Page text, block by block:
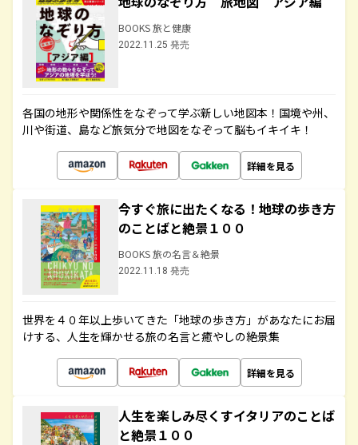
BOOKS 旅と健康
2022.11.25 発売
各国の地形や関係性をなぞって学ぶ新しい地図本！国境や州、
川や街道、島など旅気分で地図をなぞって脳もイキイキ！
詳細を見る
今すぐ旅に出たくなる！地球の歩き方
のことばと絶景１００
BOOKS 旅の名言＆絶景
2022.11.18 発売
世界を４０年以上歩いてきた「地球の歩き方」があなたにお届
けする、人生を輝かせる旅の名言と癒やしの絶景集
詳細を見る
人生を楽しみ尽くすイタリアのことば
と絶景１００